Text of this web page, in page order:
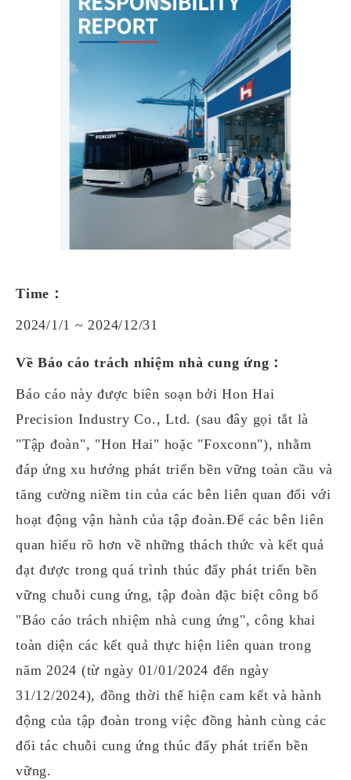
Time：
2024/1/1 ~ 2024/12/31
Về Báo cáo trách nhiệm nhà cung ứng：
Báo cáo này được biên soạn bởi Hon Hai
Precision Industry Co., Ltd. (sau đây gọi tắt là
"Tập đoàn", "Hon Hai" hoặc "Foxconn"), nhằm
đáp ứng xu hướng phát triển bền vững toàn cầu và
tăng cường niềm tin của các bên liên quan đối với
hoạt động vận hành của tập đoàn.Để các bên liên
quan hiểu rõ hơn về những thách thức và kết quả
đạt được trong quá trình thúc đẩy phát triển bền
vững chuỗi cung ứng, tập đoàn đặc biệt công bố
"Báo cáo trách nhiệm nhà cung ứng", công khai
toàn diện các kết quả thực hiện liên quan trong
năm 2024 (từ ngày 01/01/2024 đến ngày
31/12/2024), đồng thời thể hiện cam kết và hành
động của tập đoàn trong việc đồng hành cùng các
đối tác chuỗi cung ứng thúc đẩy phát triển bền
vững.